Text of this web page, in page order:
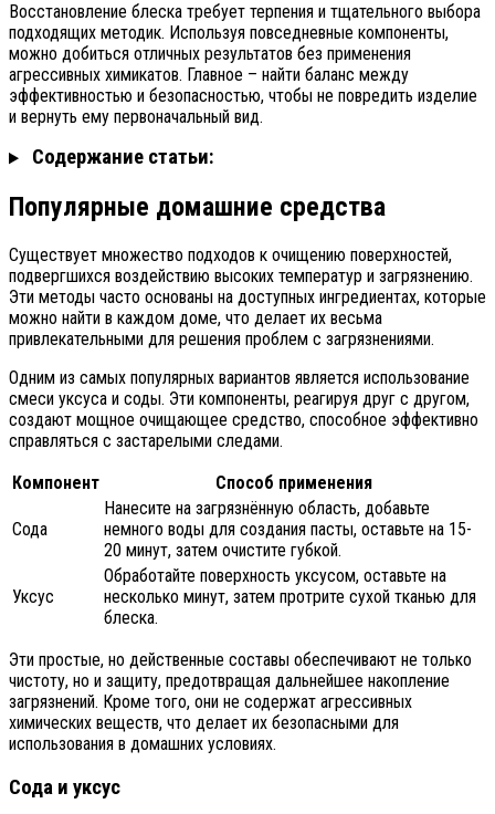
Восстановление блеска требует терпения и тщательного выбора
подходящих методик. Используя повседневные компоненты,
можно добиться отличных результатов без применения
агрессивных химикатов. Главное – найти баланс между
эффективностью и безопасностью, чтобы не повредить изделие
и вернуть ему первоначальный вид.
Содержание статьи:
Популярные домашние средства
Существует множество подходов к очищению поверхностей,
подвергшихся воздействию высоких температур и загрязнению.
Эти методы часто основаны на доступных ингредиентах, которые
можно найти в каждом доме, что делает их весьма
привлекательными для решения проблем с загрязнениями.
Одним из самых популярных вариантов является использование
смеси уксуса и соды. Эти компоненты, реагируя друг с другом,
создают мощное очищающее средство, способное эффективно
справляться с застарелыми следами.
Компонент
Способ применения
Сода
Нанесите на загрязнённую область, добавьте
немного воды для создания пасты, оставьте на 15-
20 минут, затем очистите губкой.
Уксус
Обработайте поверхность уксусом, оставьте на
несколько минут, затем протрите сухой тканью для
блеска.
Эти простые, но действенные составы обеспечивают не только
чистоту, но и защиту, предотвращая дальнейшее накопление
загрязнений. Кроме того, они не содержат агрессивных
химических веществ, что делает их безопасными для
использования в домашних условиях.
Сода и уксус